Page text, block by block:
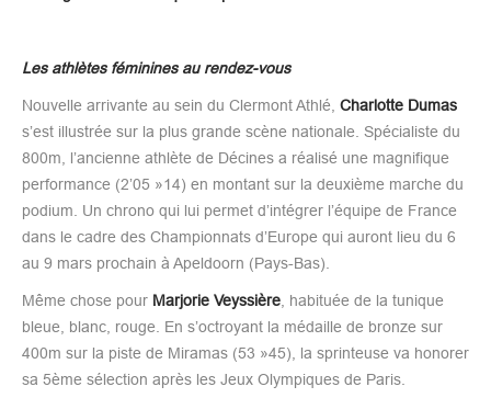
Les athlètes féminines au rendez-vous
Nouvelle arrivante au sein du Clermont Athlé, Charlotte Dumas
s’est illustrée sur la plus grande scène nationale. Spécialiste du
800m, l’ancienne athlète de Décines a réalisé une magnifique
performance (2’05 »14) en montant sur la deuxième marche du
podium. Un chrono qui lui permet d’intégrer l’équipe de France
dans le cadre des Championnats d’Europe qui auront lieu du 6
au 9 mars prochain à Apeldoorn (Pays-Bas).
Même chose pour Marjorie Veyssière , habituée de la tunique
bleue, blanc, rouge. En s’octroyant la médaille de bronze sur
400m sur la piste de Miramas (53 »45), la sprinteuse va honorer
sa 5ème sélection après les Jeux Olympiques de Paris.